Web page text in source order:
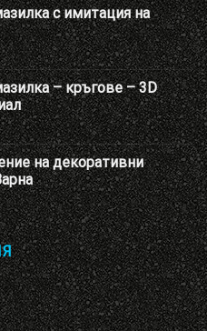
с имитация на
Нова
мазилка
– кръгове – 3D
материал
на декоративни
мазилки